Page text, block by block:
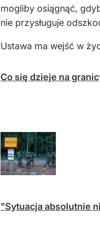
mogliby osiągnąć,
nie przysługuje
Ustawa ma wejść w
Co się dzieje na
"Sytuacja absolutnie